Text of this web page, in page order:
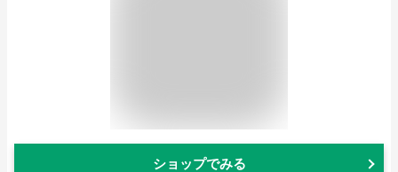
ショップでみる